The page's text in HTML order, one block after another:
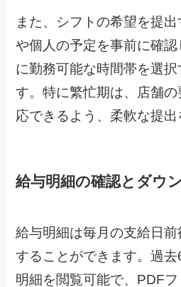
また、シフトの希望を提
や個人の予定を事前に確
に勤務可能な時間帯を選
す。特に繁忙期は、店舗
応できるよう、柔軟な提出
給与明細の確認とダウ
給与明細は毎月の支給日
することができます。過去
明細を閲覧可能で、PDF